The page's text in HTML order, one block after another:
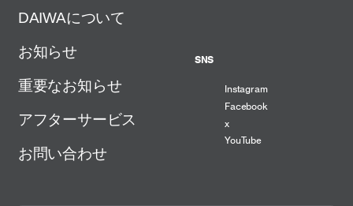
DAIWAについて
お知らせ
重要なお知らせ
アフターサービス
お問い合わせ
SNS
Instagram
Facebook
x
YouTube